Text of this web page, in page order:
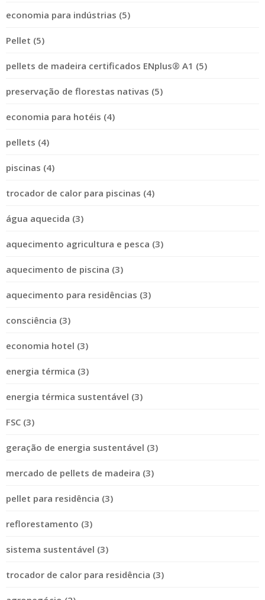
economia para indústrias (5)
Pellet (5)
pellets de madeira certificados ENplus® A1 (5)
preservação de florestas nativas (5)
economia para hotéis (4)
pellets (4)
piscinas (4)
trocador de calor para piscinas (4)
água aquecida (3)
aquecimento agricultura e pesca (3)
aquecimento de piscina (3)
aquecimento para residências (3)
consciência (3)
economia hotel (3)
energia térmica (3)
energia térmica sustentável (3)
FSC (3)
geração de energia sustentável (3)
mercado de pellets de madeira (3)
pellet para residência (3)
reflorestamento (3)
sistema sustentável (3)
trocador de calor para residência (3)